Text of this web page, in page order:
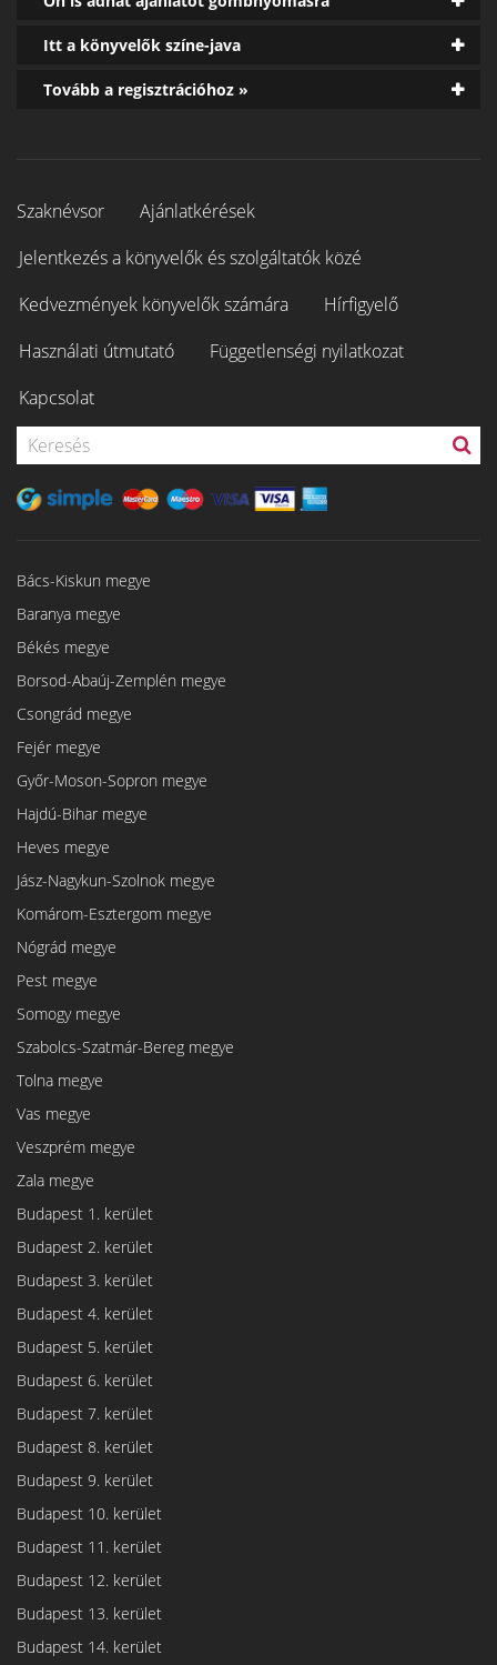
Itt a könyvelők színe-java
Tovább a regisztrációhoz »
Szaknévsor
Ajánlatkérések
Jelentkezés a könyvelők és szolgáltatók közé
Kedvezmények könyvelők számára
Hírfigyelő
Használati útmutató
Függetlenségi nyilatkozat
Kapcsolat
Bács-Kiskun megye
Baranya megye
Békés megye
Borsod-Abaúj-Zemplén megye
Csongrád megye
Fejér megye
Győr-Moson-Sopron megye
Hajdú-Bihar megye
Heves megye
Jász-Nagykun-Szolnok megye
Komárom-Esztergom megye
Nógrád megye
Pest megye
Somogy megye
Szabolcs-Szatmár-Bereg megye
Tolna megye
Vas megye
Veszprém megye
Zala megye
Budapest 1. kerület
Budapest 2. kerület
Budapest 3. kerület
Budapest 4. kerület
Budapest 5. kerület
Budapest 6. kerület
Budapest 7. kerület
Budapest 8. kerület
Budapest 9. kerület
Budapest 10. kerület
Budapest 11. kerület
Budapest 12. kerület
Budapest 13. kerület
Budapest 14. kerület